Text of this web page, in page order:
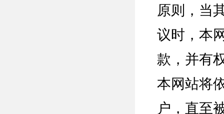
原则，当
议时，本
款，并有
本网站将
户，直至